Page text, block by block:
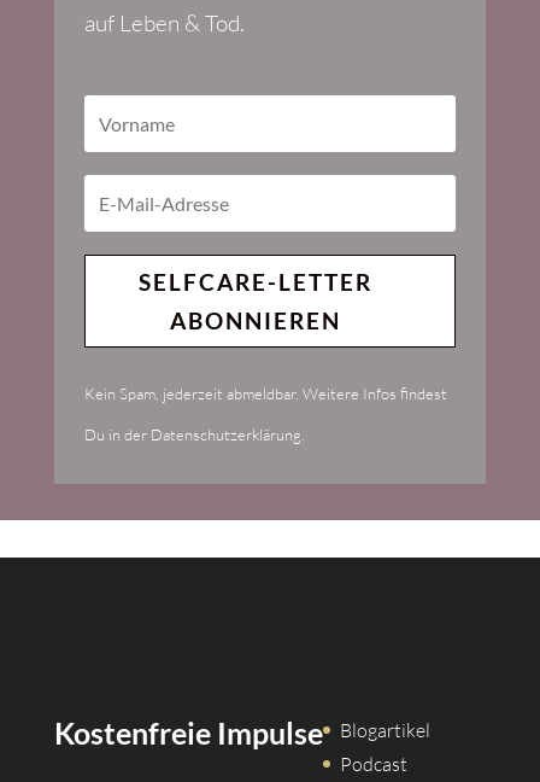
auf Leben & Tod.
SELFCARE-LETTER
ABONNIEREN
Kein Spam, jederzeit abmeldbar. Weitere Infos findest
Du in der Datenschutzerklärung.
Kostenfreie Impulse
Blogartikel
Podcast